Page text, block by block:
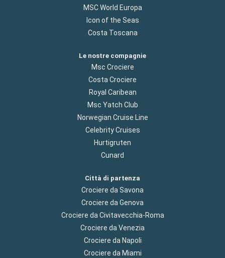
MSC World Europa
Icon of the Seas
Costa Toscana
Le nostre compagnie
Msc Crociere
Costa Crociere
Royal Caribean
Msc Yatch Club
Norwegian Cruise Line
Celebrity Cruises
Hurtigruten
Cunard
Città di partenza
Crociere da Savona
Crociere da Genova
Crociere da Civitavecchia-Roma
Crociere da Venezia
Crociere da Napoli
Crociere da Miami